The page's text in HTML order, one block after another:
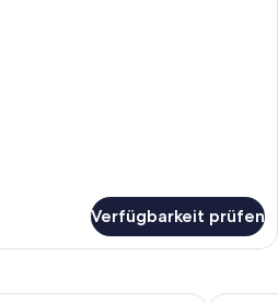
Verfügbarkeit prüfen